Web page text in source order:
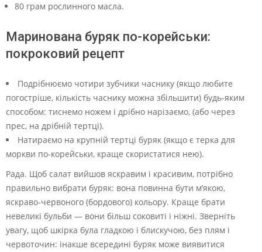
80 грам рослинного масла.
Маринована буряк по-корейськи:
покроковий рецепт
Подрібнюємо чотири зубчики часнику (якщо любите
погостріше, кількість часнику можна збільшити) будь-яким
способом: тиснемо ножем і дрібно нарізаємо, (або через
прес, на дрібній тертці).
Натираємо на крупній тертці буряк (якщо є терка для
моркви по-корейськи, краще скористатися нею).
Рада. Щоб салат вийшов яскравим і красивим, потрібно
правильно вибрати буряк: вона повинна бути м’якою,
яскраво-червоного (бордового) кольору. Краще брати
невеликі бульби — вони більш соковиті і ніжні. Зверніть
увагу, щоб шкірка була гладкою і блискучою, без плям і
червоточин: інакше всередині буряк може виявитися